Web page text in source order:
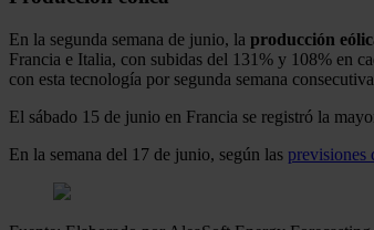
En la segunda semana de junio, la producción
Francia e Italia, con subidas del 131% y 108% en
con esta tecnología por segunda semana
El sábado 15 de junio en Francia se registró la
En la semana del 17 de junio, según las previsiones